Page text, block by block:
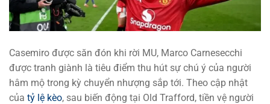
Casemiro được săn đón khi rời MU, Marco Carnesecchi
được tranh giành là tiêu điểm thu hút sự chú ý của người
hâm mộ trong kỳ chuyển nhượng sắp tới. Theo cập nhật
của tỷ lệ kèo, sau biến động tại Old Trafford, tiền vệ người